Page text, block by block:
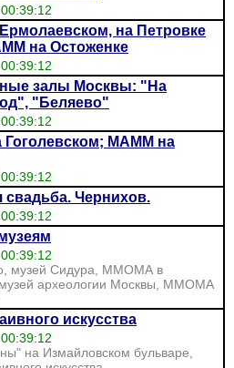
на Петровке
на Остоженке
залы Москвы: "На
"Беляево"
Гоголевском; МАММ на
свадьба. Чернихов.
музей Сидура, ММОМА в
археологии Москвы, ММОМА
искусства
на Измайловском бульваре,